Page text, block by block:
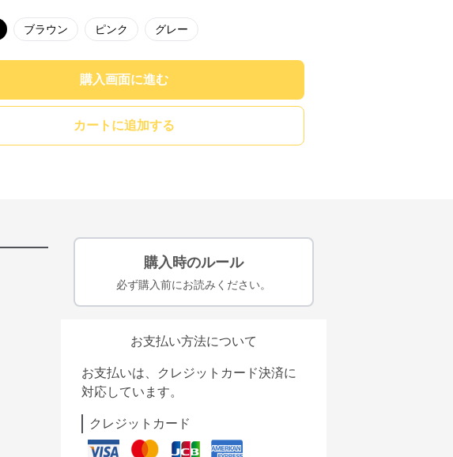
ブラウン ピンク グレー
購入画面に進む
カートに追加する
購入時のルール
必ず購入前にお読みください。
お支払い方法について
お支払いは、クレジットカード決済に
対応しています。
クレジットカード